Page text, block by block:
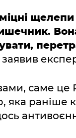
заявив
саме це
яка раніше